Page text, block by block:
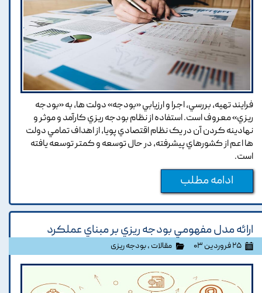
فرايند تهيه, بررسي, اجرا و ارزيابي «بودجه» دولت ها, به «بودجه
ريزي» معروف است. استفاده از نظام بودجه ريزي کارآمد و موثر و
نهادينه کردن آن در يک نظام اقتصادي پويا, از اهداف تمامي دولت
ها اعم از کشورهاي پيشرفته, در حال توسعه و کمتر توسعه يافته
است.
ادامه مطلب
ارائه مدل مفهومي بودجه ريزي بر مبناي عملکرد
۲۵ فروردین ۰۳ مقالات ،بودجه ریزی